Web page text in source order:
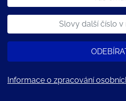
Informace o zpracování